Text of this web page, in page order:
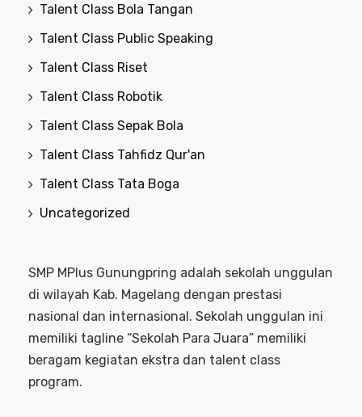
Talent Class Bola Tangan
Talent Class Public Speaking
Talent Class Riset
Talent Class Robotik
Talent Class Sepak Bola
Talent Class Tahfidz Qur'an
Talent Class Tata Boga
Uncategorized
SMP MPlus Gunungpring adalah sekolah unggulan
di wilayah Kab. Magelang dengan prestasi
nasional dan internasional. Sekolah unggulan ini
memiliki tagline “Sekolah Para Juara” memiliki
beragam kegiatan ekstra dan talent class
program.